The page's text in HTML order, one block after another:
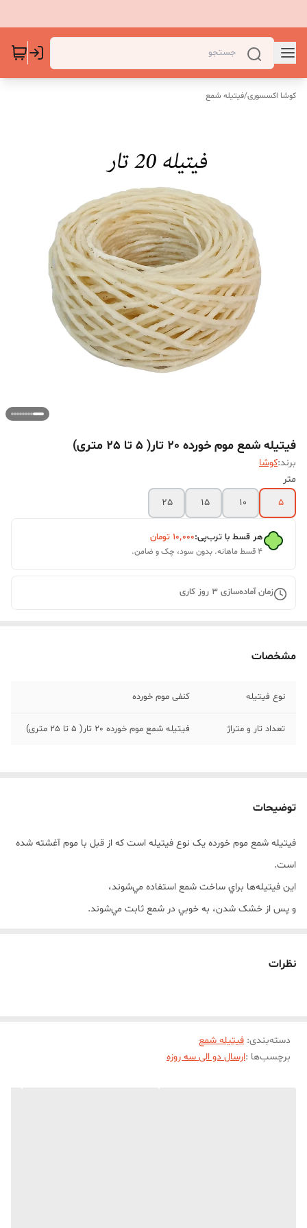
کوشا اکسسوری/فیتیله شمع
فیتیله شمع موم خورده 20 تار( 5 تا 25 متری)
برند:کوشا
متر
5
10
15
25
هر قسط با ترب‌پی:۱۰٬۰۰۰ تومان
۴ قسط ماهانه. بدون سود، چک و ضامن.
زمان آماده‌سازی 3 روز کاری
مشخصات
نوع فیتیله کنفی موم خورده
تعداد تار و متراژ فیتیله شمع موم خورده 20 تار( 5 تا 25 متری)
توضیحات
فيتيله شمع موم خورده يک نوع فيتيله است که از قبل با موم آغشته شده
است.
اين فيتيله‌ها براي ساخت شمع استفاده مي‌شوند،
و پس از خشک شدن، به خوبي در شمع ثابت مي‌شوند.
نظرات
دسته‌بندی: فیتیله شمع
برچسب‌ها :ارسال دو الی سه روزه